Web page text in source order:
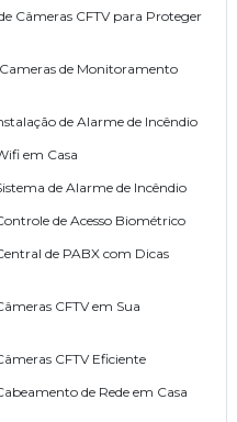
Câmeras CFTV para Proteger
de Monitoramento
de Alarme de Incêndio
em Casa
de Alarme de Incêndio
de Acesso Biométrico
de PABX com Dicas
CFTV em Sua
CFTV Eficiente
de Rede em Casa